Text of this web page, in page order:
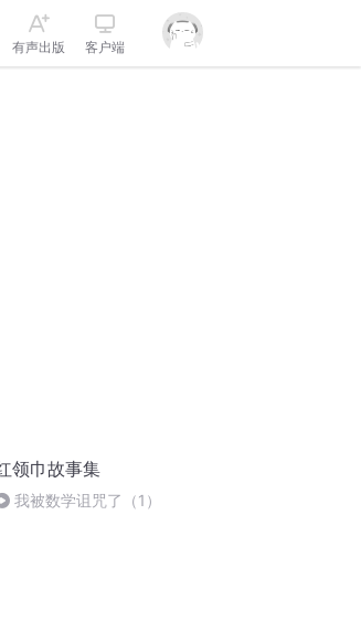
有声出版 客户端
领巾故事集
我被数学诅咒了（1）